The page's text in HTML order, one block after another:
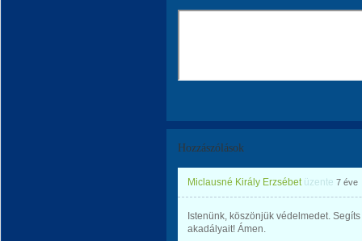
Hozzászólások
Miclausné Király Erzsébetüzente 7 éve
Istenünk, köszönjük védelmedet.
akadályait! Ámen.